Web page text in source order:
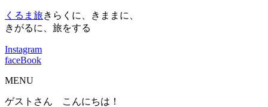
くるま旅きらくに、きままに、
きがるに、旅をする
Instagram
faceBook
MENU
ゲストさん こんにちは！